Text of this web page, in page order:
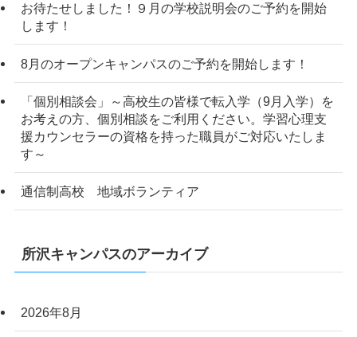
お待たせしました！９月の学校説明会のご予約を開始
します！
8月のオープンキャンパスのご予約を開始します！
「個別相談会」～高校生の皆様で転入学（9月入学）を
お考えの方、個別相談をご利用ください。学習心理支
援カウンセラーの資格を持った職員がご対応いたしま
す～
通信制高校 地域ボランティア
所沢キャンパスのアーカイブ
2026年8月